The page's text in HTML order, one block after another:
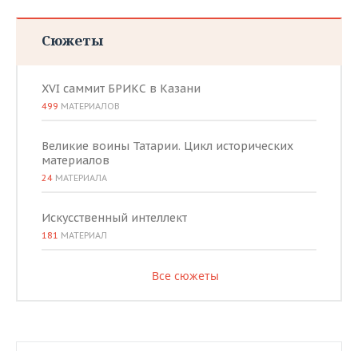
Сюжеты
XVI саммит БРИКС в Казани
499 МАТЕРИАЛОВ
Великие воины Татарии. Цикл исторических
материалов
24 МАТЕРИАЛА
Искусственный интеллект
181 МАТЕРИАЛ
Все сюжеты